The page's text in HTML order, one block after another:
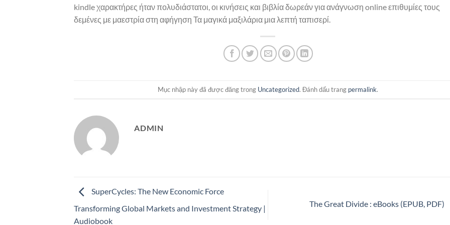
kindle χαρακτήρες ήταν πολυδιάστατοι, οι κινήσεις και βιβλία δωρεάν για ανάγνωση online επιθυμίες τους
δεμένες με μαεστρία στη αφήγηση Τα μαγικά μαξιλάρια μια λεπτή ταπισερί.
Mục nhập này đã được đăng trong Uncategorized. Đánh dấu trang permalink.
ADMIN
SuperCycles: The New Economic Force
Transforming Global Markets and Investment Strategy |
Audiobook
The Great Divide : eBooks (EPUB, PDF)